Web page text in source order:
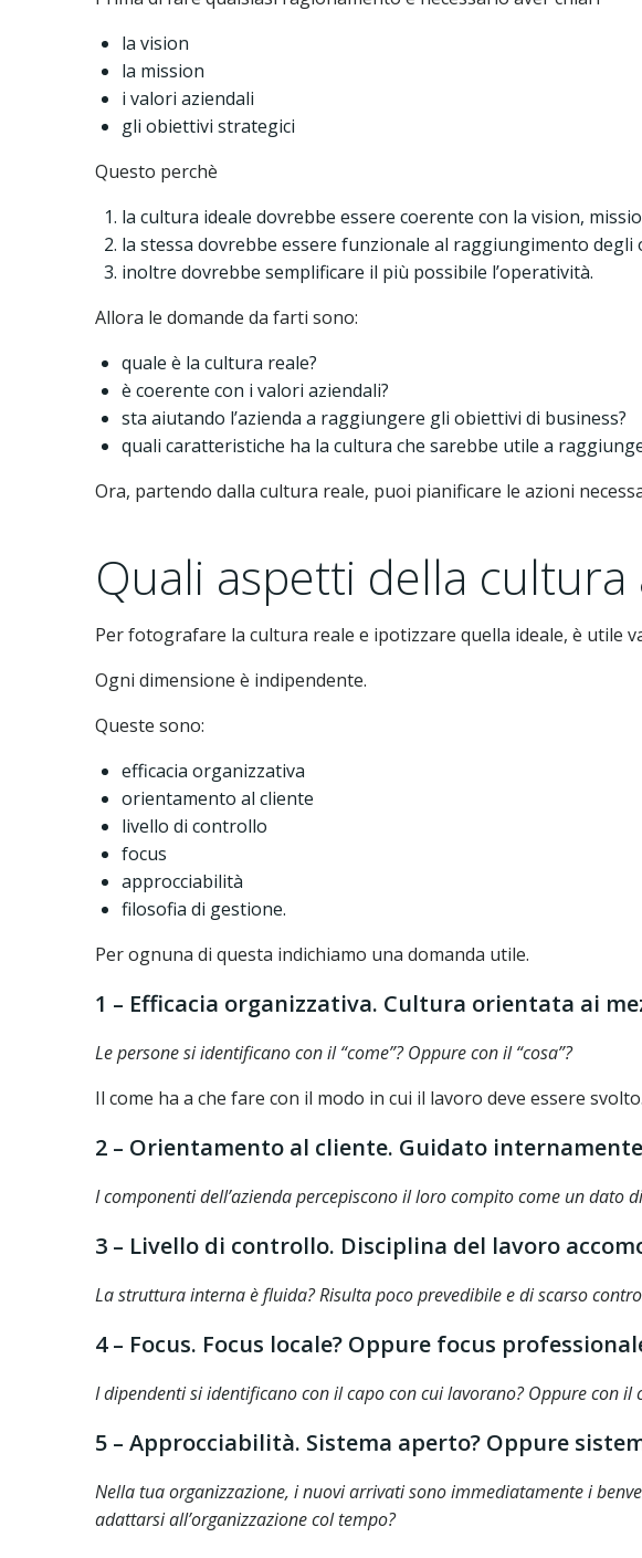
la vision
la mission
i valori aziendali
gli obiettivi strategici
Questo perchè
la cultura ideale dovrebbe essere coerente con la vision,
la stessa dovrebbe essere funzionale al raggiungimento degli
inoltre dovrebbe semplificare il più possibile l’operatività.
Allora le domande da farti sono:
quale è la cultura reale?
è coerente con i valori aziendali?
sta aiutando l’azienda a raggiungere gli obiettivi di business?
quali caratteristiche ha la cultura che sarebbe utile a
Ora, partendo dalla cultura reale, puoi pianificare le azioni
Quali aspetti della
Per fotografare la cultura reale e ipotizzare quella ideale, è utile
Ogni dimensione è indipendente.
Queste sono:
efficacia organizzativa
orientamento al cliente
livello di controllo
focus
approcciabilità
filosofia di gestione.
Per ognuna di questa indichiamo una domanda utile.
1 – Efficacia organizzativa. Cultura orientata ai
Le persone si identificano con il “come”? Oppure con il “cosa”?
Il come ha a che fare con il modo in cui il lavoro deve essere
2 – Orientamento al cliente. Guidato
I componenti dell’azienda percepiscono il loro compito come un
3 – Livello di controllo. Disciplina del lavoro
La struttura interna è fluida?Risulta poco prevedibile e di scarso
4 – Focus. Focus locale? Oppure focus
I dipendenti si identificano con il capo con cui lavorano? Oppure con
5 – Approcciabilità. Sistema aperto? Oppure
Nella tua organizzazione, i nuovi arrivati ​​sono immediatamente i
adattarsi all’organizzazione col tempo?